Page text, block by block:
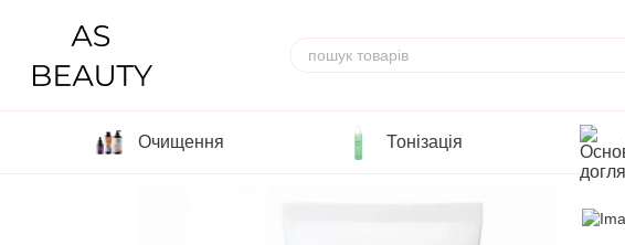
Очищення Тонізація